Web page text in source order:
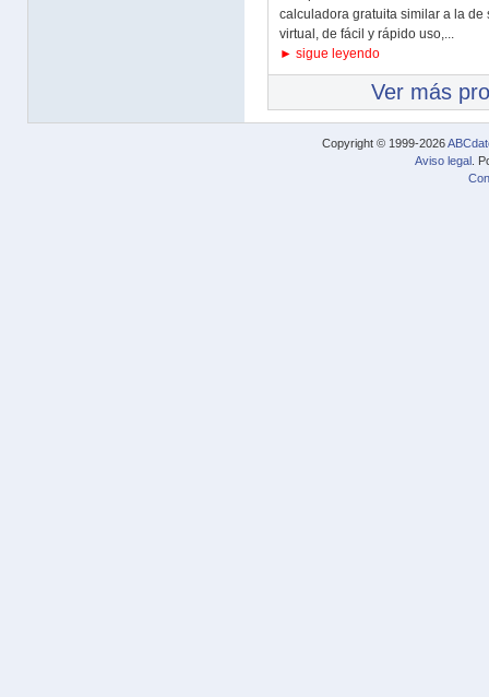
calculadora gratuita similar a la
virtual, de fácil y rápido uso,...
► sigue leyendo
Ver más
Copyright © 1999-2026
Aviso legal .